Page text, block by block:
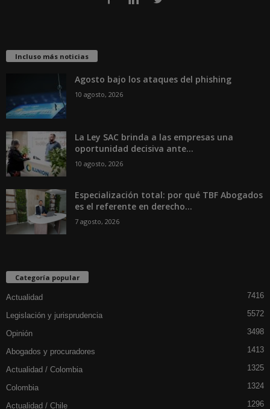
Incluso más noticias
Agosto bajo los ataques del phishing
10 agosto, 2026
La Ley SAC brinda a las empresas una
oportunidad decisiva ante...
10 agosto, 2026
Especialización total: por qué TBF Abogados
es el referente en derecho...
7 agosto, 2026
Categoría popular
Actualidad 7416
Legislación y jurisprudencia 5572
Opinión 3498
Abogados y procuradores 1413
Actualidad / Colombia 1325
Colombia 1324
Actualidad / Chile 1296